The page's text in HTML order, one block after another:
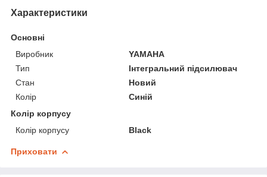
Характеристики
Основні
Виробник
YAMAHA
Тип
Інтегральний підсилювач
Стан
Новий
Колір
Синій
Колір корпусу
Колір корпусу
Black
Приховати